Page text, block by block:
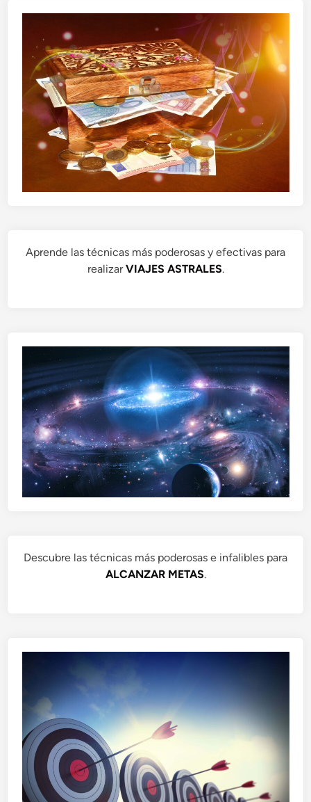
Aprende las técnicas más poderosas y efectivas para
realizarVIAJES ASTRALES.
Descubre las técnicas más poderosas e infalibles para
ALCANZAR METAS.